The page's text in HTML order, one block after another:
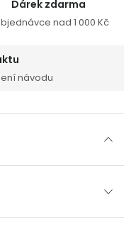
Dárek zdarma
nad 1 000 Kč
návodu